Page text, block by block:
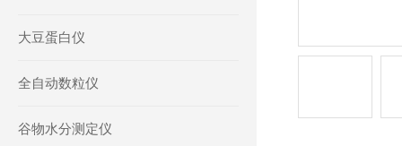
大豆蛋白仪
全自动数粒仪
谷物水分测定仪